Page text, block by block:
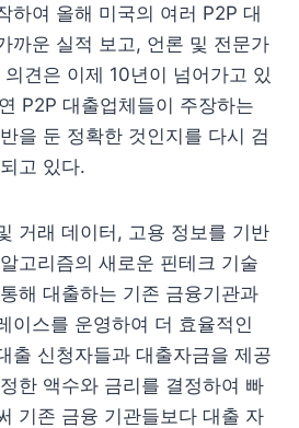
하여 올해 미국의 여러 P2P 대
까운 실적 보고, 언론 및 전문가
견은 이제 10년이 넘어가고 있
P2P 대출업체들이 주장하는
을 둔 정확한 것인지를 다시 검
고 있다.
거래 데이터, 고용 정보를 기반
고리즘의 새로운 핀테크 기술
해 대출하는 기존 금융기관과
이스를 운영하여 더 효율적인
출 신청자들과 대출자금을 제공
한 액수와 금리를 결정하여 빠
기존 금융 기관들보다 대출 자